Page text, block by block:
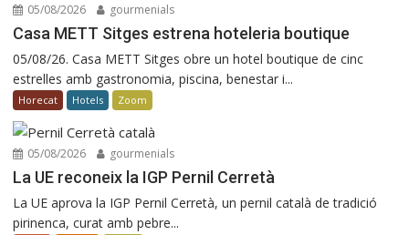
05/08/2026 gourmenials
Casa METT Sitges estrena hoteleria boutique
05/08/26. Casa METT Sitges obre un hotel boutique de cinc
estrelles amb gastronomia, piscina, benestar i...
Horecat Hotels Zoom
05/08/2026 gourmenials
La UE reconeix la IGP Pernil Cerretà
La UE aprova la IGP Pernil Cerretà, un pernil català de tradició
pirinenca, curat amb pebre...